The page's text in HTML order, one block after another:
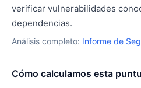
verificar vulnerabilidades
dependencias.
Análisis completo: Informe de
Cómo calculamos esta